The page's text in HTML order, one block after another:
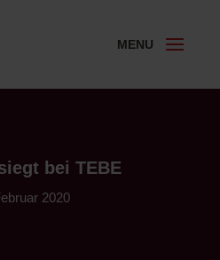
bei TEBE
2020